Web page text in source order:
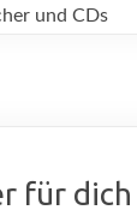
und CDs
für dich